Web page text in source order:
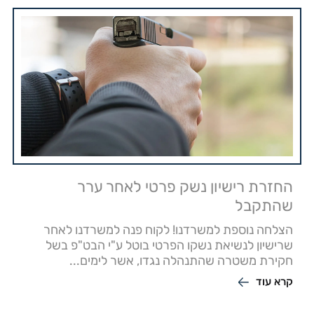
החזרת רישיון נשק פרטי לאחר ערר
שהתקבל
הצלחה נוספת למשרדנו! לקוח פנה למשרדנו לאחר
שרישיון לנשיאת נשקו הפרטי בוטל ע"י הבט"פ בשל
חקירת משטרה שהתנהלה נגדו, אשר לימים...
קרא עוד